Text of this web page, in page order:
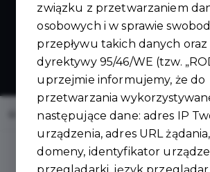
Home Oferty Mega- Drwal Meble z bali
związku z przetwarzaniem
osobowych i w sprawie
przepływu takich danych
dyrektywy 95/46/WE (tzw.
uprzejmie informujemy, że do
przetwarzania
następujące dane: adres IP
urządzenia, adres URL
domeny, identyfikator
przeglądarki, język